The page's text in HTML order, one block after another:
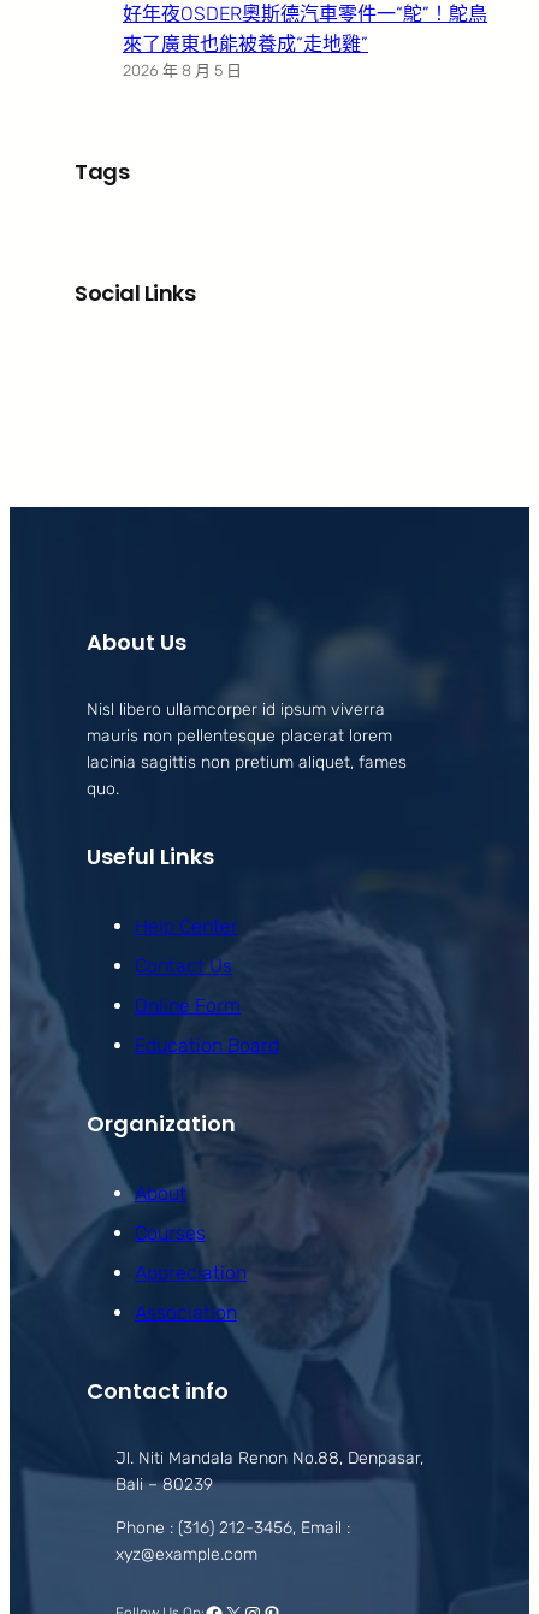
好年夜OSDER奧斯德汽車零件一“鴕”！鴕鳥
來了廣東也能被養成“走地雞”
2026 年 8 月 5 日
Tags
Social Links
About Us
Nisl libero ullamcorper id ipsum viverra
mauris non pellentesque placerat lorem
lacinia sagittis non pretium aliquet, fames
quo.
Useful Links
Help Center
Contact Us
Online Form
Education Board
Organization
About
Courses
Appreciation
Association
Contact info
Jl. Niti Mandala Renon No.88, Denpasar,
Bali – 80239
Phone : (316) 212-3456, Email :
xyz@example.com